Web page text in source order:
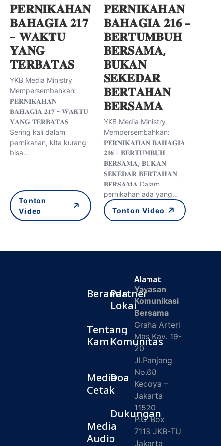
𝐏𝐄𝐑𝐍𝐈𝐊𝐀𝐇𝐀𝐍
𝐁𝐀𝐇𝐀𝐆𝐈𝐀 𝟐𝟏𝟕
– 𝐖𝐀𝐊𝐓𝐔
𝐘𝐀𝐍𝐆
𝐓𝐄𝐑𝐁𝐀𝐓𝐀𝐒
YKB Media Ministry
Mempersembahkan:
𝐏𝐄𝐑𝐍𝐈𝐊𝐀𝐇𝐀𝐍
𝐁𝐀𝐇𝐀𝐆𝐈𝐀 𝟐𝟏𝟕 - 𝐖𝐀𝐊𝐓𝐔
𝐘𝐀𝐍𝐆 𝐓𝐄𝐑𝐁𝐀𝐓𝐀𝐒
Sering kali dalam
pernikahan, kita kurang
bisa…
Tonton
Video
𝐏𝐄𝐑𝐍𝐈𝐊𝐀𝐇𝐀𝐍
𝐁𝐀𝐇𝐀𝐆𝐈𝐀 𝟐𝟏𝟔 –
𝐁𝐄𝐑𝐓𝐔𝐌𝐁𝐔𝐇
𝐁𝐄𝐑𝐒𝐀𝐌𝐀,
𝐁𝐔𝐊𝐀𝐍
𝐒𝐄𝐊𝐄𝐃𝐀𝐑
𝐁𝐄𝐑𝐓𝐀𝐇𝐀𝐍
𝐁𝐄𝐑𝐒𝐀𝐌𝐀
YKB Media Ministry
Mempersembahkan:
𝐏𝐄𝐑𝐍𝐈𝐊𝐀𝐇𝐀𝐍 𝐁𝐀𝐇𝐀𝐆𝐈𝐀
𝟐𝟏𝟔 - 𝐁𝐄𝐑𝐓𝐔𝐌𝐁𝐔𝐇
𝐁𝐄𝐑𝐒𝐀𝐌𝐀, 𝐁𝐔𝐊𝐀𝐍
𝐒𝐄𝐊𝐄𝐃𝐀𝐑 𝐁𝐄𝐑𝐓𝐀𝐇𝐀𝐍
𝐁𝐄𝐑𝐒𝐀𝐌𝐀 Dalam
pernikahan ada yang…
Tonton Video
Beranda
Tentang
Kami
Media
Cetak
Media
Audio
Partner
Lokal
Komunitas
Doa
Dukungan
Alamat
Yayasan
Komunikasi
Bersama
Graha Arteri
Mas Kav. 19-
20
Jl.Panjang
No.68
Kedoya –
Jakarta
11520
P.O. Box
7113 JKB-TU
Jakarta